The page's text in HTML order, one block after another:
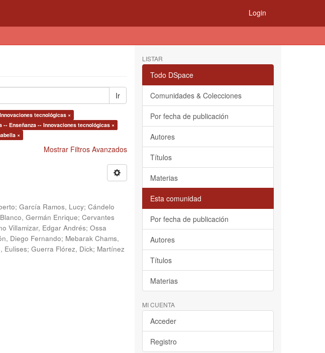
Login
Ir
tecnológicas ×
Enseñanza -- Innovaciones tecnológicas ×
×
Mostrar Filtros Avanzados
; García Ramos, Lucy; Cándelo
Germán Enrique; Cervantes
Villamizar, Edgar Andrés; Ossa
Diego Fernando; Mebarak Chams,
Eulises; Guerra Flórez, Dick; Martínez
LISTAR
Todo DSpace
Comunidades & Colecciones
Por fecha de publicación
Autores
Títulos
Materias
Esta comunidad
Por fecha de publicación
Autores
Títulos
Materias
MI CUENTA
Acceder
Registro